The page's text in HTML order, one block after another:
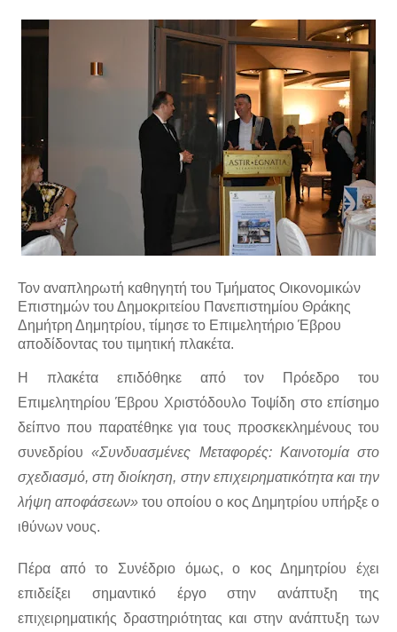
Τον αναπληρωτή καθηγητή του Τμήματος Οικονομικών
Επιστημών του Δημοκριτείου Πανεπιστημίου Θράκης
Δημήτρη Δημητρίου, τίμησε το Επιμελητήριο Έβρου
αποδίδοντας του τιμητική πλακέτα.
Η πλακέτα επιδόθηκε από τον Πρόεδρο του
Επιμελητηρίου Έβρου Χριστόδουλο Τοψίδη στο επίσημο
δείπνο που παρατέθηκε για τους προσκεκλημένους του
συνεδρίου «Συνδυασμένες Μεταφορές: Καινοτομία στο
σχεδιασμό, στη διοίκηση, στην επιχειρηματικότητα και την
λήψη αποφάσεων» του οποίου ο κος Δημητρίου υπήρξε ο
ιθύνων νους.
Πέρα από το Συνέδριο όμως, ο κος Δημητρίου έχει
επιδείξει σημαντικό έργο στην ανάπτυξη της
επιχειρηματικής δραστηριότητας και στην ανάπτυξη των